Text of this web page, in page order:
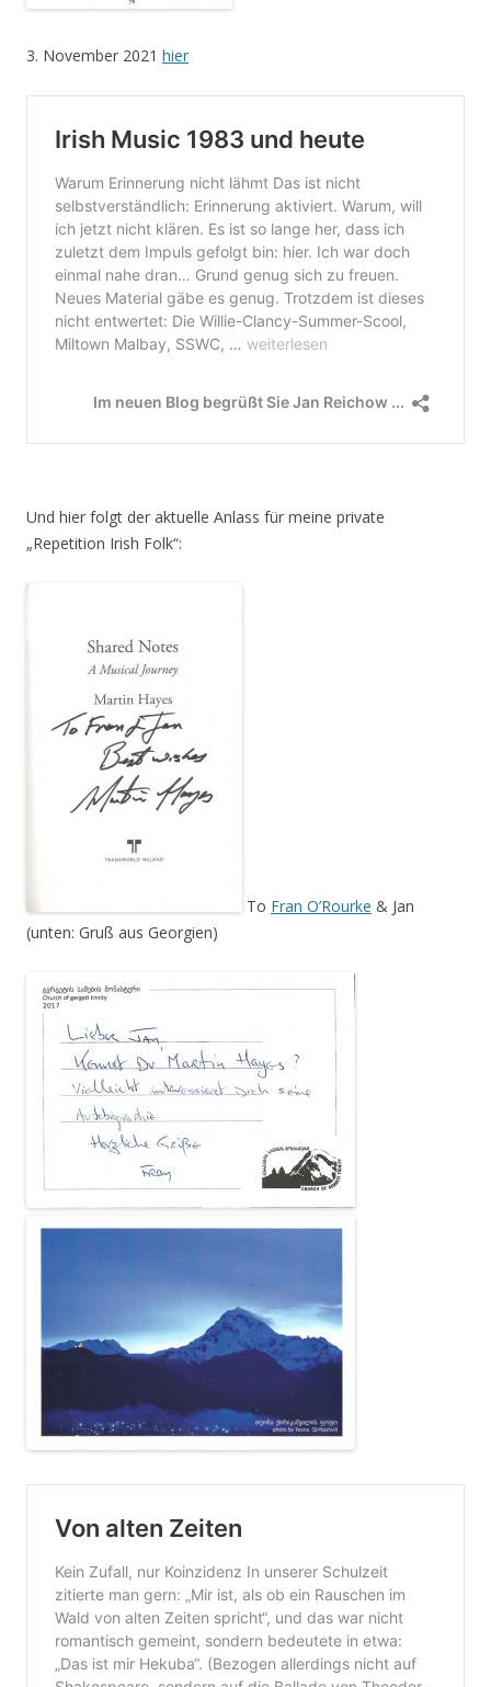
3. November 2021 hier
Und hier folgt der aktuelle Anlass für meine private
„Repetition Irish Folk“:
To Fran O’Rourke & Jan
(unten: Gruß aus Georgien)